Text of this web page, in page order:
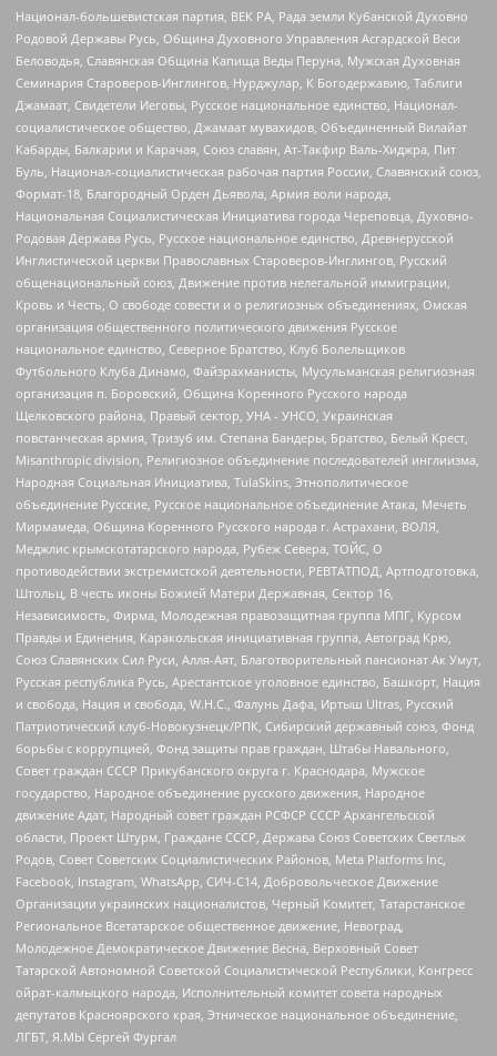
Национал-большевистская партия, ВЕК РА, Рада земли Кубанской Духовно
Родовой Державы Русь, Община Духовного Управления Асгардской Веси
Беловодья, Славянская Община Капища Веды Перуна, Мужская Духовная
Семинария Староверов-Инглингов, Нурджулар, К Богодержавию, Таблиги
Джамаат, Свидетели Иеговы, Русское национальное единство, Национал-
социалистическое общество, Джамаат мувахидов, Объединенный Вилайат
Кабарды, Балкарии и Карачая, Союз славян, Ат-Такфир Валь-Хиджра, Пит
Буль, Национал-социалистическая рабочая партия России, Славянский союз,
Формат-18, Благородный Орден Дьявола, Армия воли народа,
Национальная Социалистическая Инициатива города Череповца, Духовно-
Родовая Держава Русь, Русское национальное единство, Древнерусской
Инглистической церкви Православных Староверов-Инглингов, Русский
общенациональный союз, Движение против нелегальной иммиграции,
Кровь и Честь, О свободе совести и о религиозных объединениях, Омская
организация общественного политического движения Русское
национальное единство, Северное Братство, Клуб Болельщиков
Футбольного Клуба Динамо, Файзрахманисты, Мусульманская религиозная
организация п. Боровский, Община Коренного Русского народа
Щелковского района, Правый сектор, УНА - УНСО, Украинская
повстанческая армия, Тризуб им. Степана Бандеры, Братство, Белый Крест,
Misanthropic division, Религиозное объединение последователей инглиизма,
Народная Социальная Инициатива, TulaSkins, Этнополитическое
объединение Русские, Русское национальное объединение Атака, Мечеть
Мирмамеда, Община Коренного Русского народа г. Астрахани, ВОЛЯ,
Меджлис крымскотатарского народа, Рубеж Севера, ТОЙС, О
противодействии экстремистской деятельности, РЕВТАТПОД, Артподготовка,
Штольц, В честь иконы Божией Матери Державная, Сектор 16,
Независимость, Фирма, Молодежная правозащитная группа МПГ, Курсом
Правды и Единения, Каракольская инициативная группа, Автоград Крю,
Союз Славянских Сил Руси, Алля-Аят, Благотворительный пансионат Ак Умут,
Русская республика Русь, Арестантское уголовное единство, Башкорт, Нация
и свобода, Нация и свобода, W.H.С., Фалунь Дафа, Иртыш Ultras, Русский
Патриотический клуб-Новокузнецк/РПК, Сибирский державный союз, Фонд
борьбы с коррупцией, Фонд защиты прав граждан, Штабы Навального,
Совет граждан СССР Прикубанского округа г. Краснодара, Мужское
государство, Народное объединение русского движения, Народное
движение Адат, Народный совет граждан РСФСР СССР Архангельской
области, Проект Штурм, Граждане СССР, Держава Союз Советских Светлых
Родов, Совет Советских Социалистических Районов, Meta Platforms Inc,
Facebook, Instagram, WhatsApp, СИЧ-С14, Добровольческое Движение
Организации украинских националистов, Черный Комитет, Татарстанское
Региональное Всетатарское общественное движение, Невоград,
Молодежное Демократическое Движение Весна, Верховный Совет
Татарской Автономной Советской Социалистической Республики, Конгресс
ойрат-калмыцкого народа, Исполнительный комитет совета народных
депутатов Красноярского края, Этническое национальное объединение,
ЛГБТ, Я.МЫ Сергей Фургал